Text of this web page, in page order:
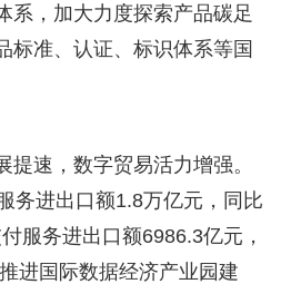
系，加大力度探索产品碳足
标准、认证、标识体系等国
提速，数字贸易活力增强。
务进出口额1.8万亿元，同比
服务进出口额6986.3亿元，
进国际数据经济产业园建